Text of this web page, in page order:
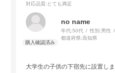
対応品質:とても満足
no name
年代:50代 性別:男性
都道府県:高知県
大学生の子供の下宿先に設置し